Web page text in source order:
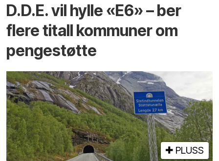
D.D.E. vil hylle «E6» – ber
flere titall kommuner om
pengestøtte
PLUSS